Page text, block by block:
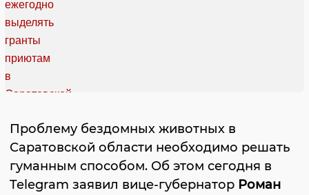
Проблему бездомных животных в
Саратовской области необходимо решать
гуманным способом. Об этом сегодня в
Telegram заявил вице-губернатор Роман